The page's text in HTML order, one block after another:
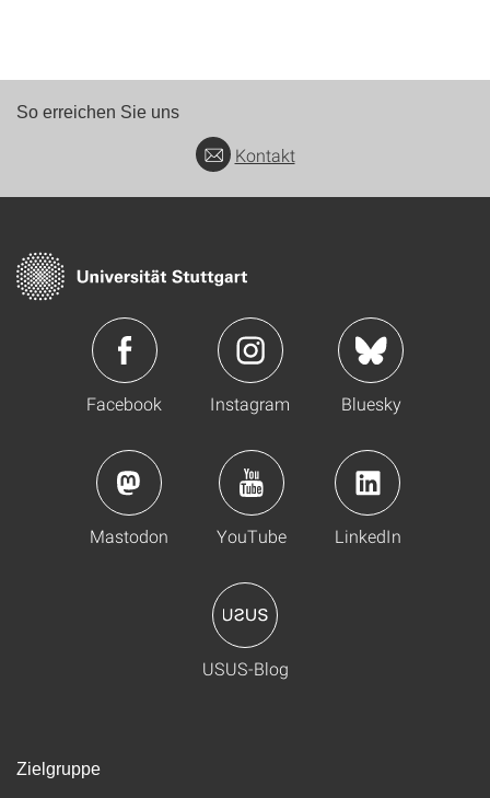
So erreichen Sie uns
Kontakt
Facebook Instagram Bluesky
Mastodon YouTube LinkedIn
USUS-Blog
Zielgruppe